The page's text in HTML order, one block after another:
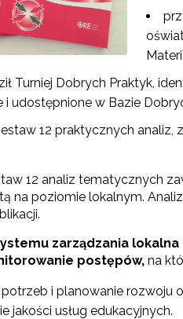
rzecz kształcenia zawodowego"
modelu SCWEW"
dla kadr edukacji
dla kadr poradnictwa
materiałów dydaktycznych do
Turniej Dobrych Praktyk,
i udostępnione w Bazie
12 praktycznych
12 analiz tematycznych
na poziomie lokalnym.
zarządzania
postępów, na
i planowanie rozwoju
jakości usług edukacyjnych.